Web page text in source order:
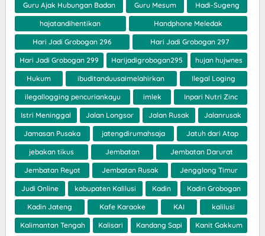
Guru Ajak Hubungan Badan Guru Mesum Hadi-Sugeng
hajatandihentikan Handphone Meledak
Hari Jadi Grobogan 296 Hari Jadi Grobogan 297
Hari Jadi Grobogan 299 Harijadigrobogan295 hujan hujwnes
Hukum ibuditanduusaimelahirkan Ilegal Loging
ilegallogging pencuriankayu imlek Inpari Nutri Zinc
Istri Meninggal Jalan Longsor Jalan Rusak Jalanrusak
Jamasan Pusaka jatengdirumahsaja Jatuh dari Atap
jebakan tikus Jembatan Jembatan Darurat
Jembatan Reyot Jembatan Rusak Jengglong Timur
Judi Online kabupaten Kalilusi Kadin Kadin Grobogan
Kadin Jateng Kafe Karaoke KAI kalilusi
Kalimantan Tengah Kalisari Kandang Sapi Kanit Gakkum